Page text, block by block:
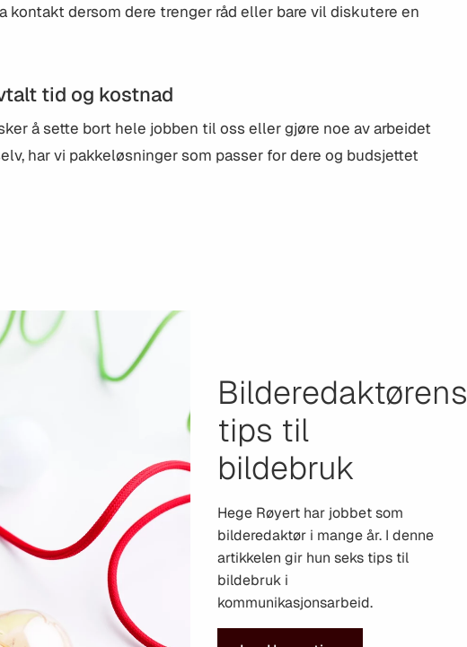
kontakt dersom dere trenger råd eller bare vil diskutere en
tid og kostnad
å sette bort hele jobben til oss eller gjøre noe av arbeidet
har vi pakkeløsninger som passer for dere og budsjettet
Bilderedaktørens
tips til
bildebruk
Hege Røyert har jobbet som
bilderedaktør i mange år. I denne
artikkelen gir hun seks tips til
bildebruk i
kommunikasjonsarbeid.